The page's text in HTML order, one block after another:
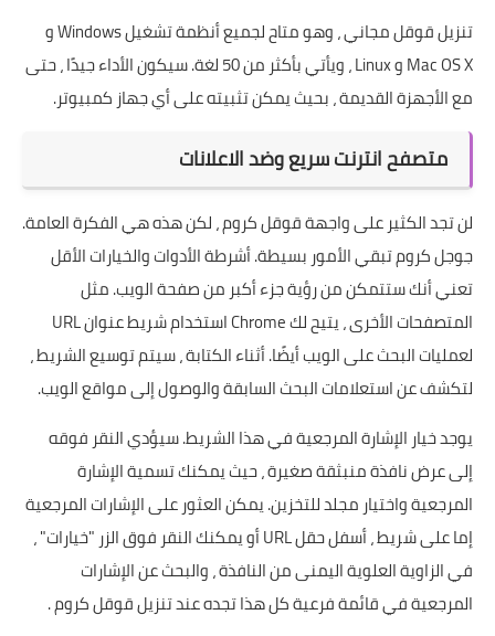
تنزيل قوقل مجاني ، وهو متاح لجميع أنظمة تشغيل Windows و
Mac OS X و Linux ، ويأتي بأكثر من 50 لغة. سيكون الأداء جيدًا ، حتى
مع الأجهزة القديمة ، بحيث يمكن تثبيته على أي جهاز كمبيوتر.
متصفح انترنت سريع وضد الاعلانات
لن تجد الكثير على واجهة قوقل كروم ، لكن هذه هي الفكرة العامة.
جوجل كروم تبقي الأمور بسيطة. أشرطة الأدوات والخيارات الأقل
تعني أنك ستتمكن من رؤية جزء أكبر من صفحة الويب. مثل
المتصفحات الأخرى ، يتيح لك Chrome استخدام شريط عنوان URL
لعمليات البحث على الويب أيضًا. أثناء الكتابة ، سيتم توسيع الشريط ،
لتكشف عن استعلامات البحث السابقة والوصول إلى مواقع الويب.
يوجد خيار الإشارة المرجعية في هذا الشريط. سيؤدي النقر فوقه
إلى عرض نافذة منبثقة صغيرة ، حيث يمكنك تسمية الإشارة
المرجعية واختيار مجلد للتخزين. يمكن العثور على الإشارات المرجعية
إما على شريط ، أسفل حقل URL أو يمكنك النقر فوق الزر "خيارات" ،
في الزاوية العلوية اليمنى من النافذة ، والبحث عن الإشارات
المرجعية في قائمة فرعية كل هذا تجده عند تنزيل قوقل كروم .